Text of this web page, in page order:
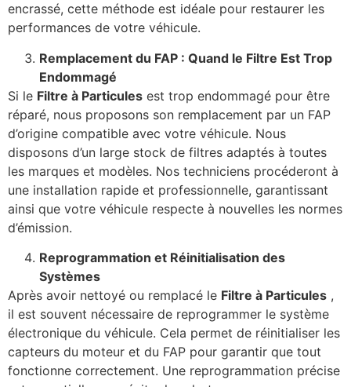
encrassé, cette méthode est idéale pour restaurer les
performances de votre véhicule.
Remplacement du FAP : Quand le Filtre Est Trop
Endommagé
Si le Filtre à Particules est trop endommagé pour être
réparé, nous proposons son remplacement par un FAP
d’origine compatible avec votre véhicule. Nous
disposons d’un large stock de filtres adaptés à toutes
les marques et modèles. Nos techniciens procéderont à
une installation rapide et professionnelle, garantissant
ainsi que votre véhicule respecte à nouvelles les normes
d’émission.
Reprogrammation et Réinitialisation des
Systèmes
Après avoir nettoyé ou remplacé le Filtre à Particules ,
il est souvent nécessaire de reprogrammer le système
électronique du véhicule. Cela permet de réinitialiser les
capteurs du moteur et du FAP pour garantir que tout
fonctionne correctement. Une reprogrammation précise